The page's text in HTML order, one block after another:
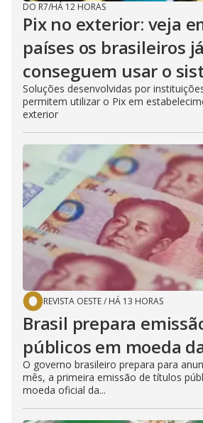
DO R7/HÁ 12 HORAS
Pix no exterior: veja
países os brasileiros já
conseguem usar o
Soluções desenvolvidas por
permitem utilizar o Pix em
exterior
REVISTA OESTE/ HÁ 13 HORAS
Brasil prepara
públicos em moeda
O governo brasileiro prepara para
mês, a primeira emissão de títulos
moeda oficial da...